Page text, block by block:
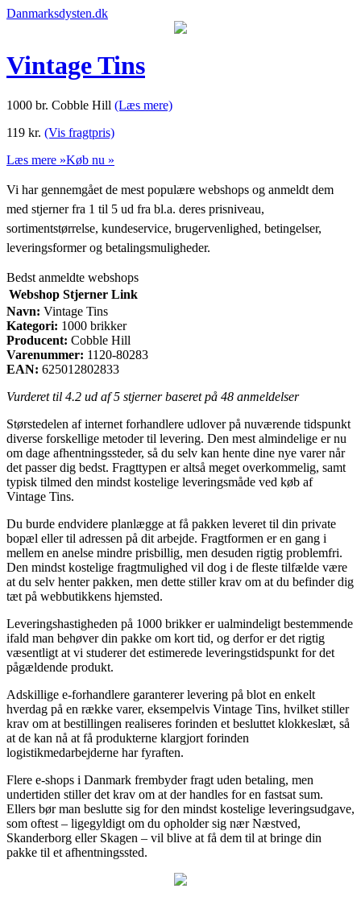
Danmarksdysten.dk
Vintage Tins
1000 br. Cobble Hill (Læs mere)
119 kr. (Vis fragtpris)
Læs mere »Køb nu »
Vi har gennemgået de mest populære webshops og anmeldt dem
med stjerner fra 1 til 5 ud fra bl.a. deres prisniveau,
sortimentstørrelse, kundeservice, brugervenlighed, betingelser,
leveringsformer og betalingsmuligheder.
Bedst anmeldte webshops
Webshop Stjerner Link
Navn: Vintage Tins
Kategori: 1000 brikker
Producent: Cobble Hill
Varenummer: 1120-80283
EAN: 625012802833
Vurderet til 4.2 ud af 5 stjerner baseret på 48 anmeldelser
Størstedelen af internet forhandlere udlover på nuværende tidspunkt
diverse forskellige metoder til levering. Den mest almindelige er nu
om dage afhentningssteder, så du selv kan hente dine nye varer når
det passer dig bedst. Fragttypen er altså meget overkommelig, samt
typisk tilmed den mindst kostelige leveringsmåde ved køb af
Vintage Tins.
Du burde endvidere planlægge at få pakken leveret til din private
bopæl eller til adressen på dit arbejde. Fragtformen er en gang i
mellem en anelse mindre prisbillig, men desuden rigtig problemfri.
Den mindst kostelige fragtmulighed vil dog i de fleste tilfælde være
at du selv henter pakken, men dette stiller krav om at du befinder dig
tæt på webbutikkens hjemsted.
Leveringshastigheden på 1000 brikker er ualmindeligt bestemmende
ifald man behøver din pakke om kort tid, og derfor er det rigtig
væsentligt at vi studerer det estimerede leveringstidspunkt for det
pågældende produkt.
Adskillige e-forhandlere garanterer levering på blot en enkelt
hverdag på en række varer, eksempelvis Vintage Tins, hvilket stiller
krav om at bestillingen realiseres forinden et besluttet klokkeslæt, så
at de kan nå at få produkterne klargjort forinden
logistikmedarbejderne har fyraften.
Flere e-shops i Danmark frembyder fragt uden betaling, men
undertiden stiller det krav om at der handles for en fastsat sum.
Ellers bør man beslutte sig for den mindst kostelige leveringsudgave,
som oftest – ligegyldigt om du opholder sig nær Næstved,
Skanderborg eller Skagen – vil blive at få dem til at bringe din
pakke til et afhentningssted.